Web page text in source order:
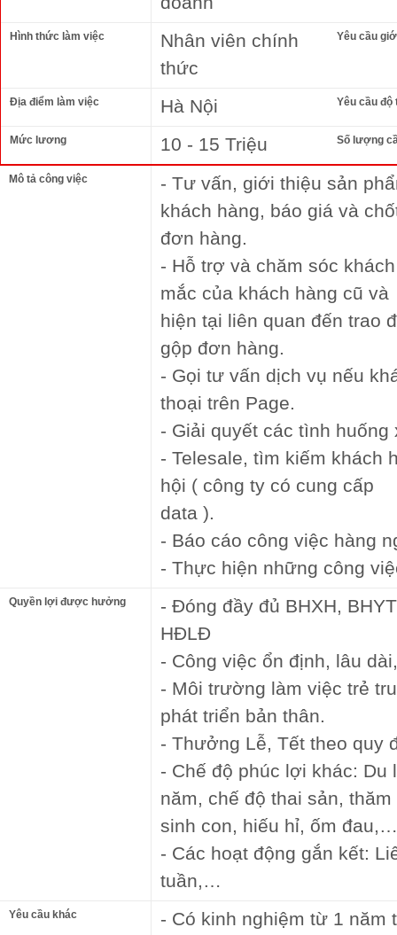
Hình thức làm việc
Nhân viên chính
thức
Yêu cầu
Địa điểm làm việc Hà Nội Yêu cầu độ
Mức lương 10 - 15 Triệu Số lượng
Mô tả công việc
- Tư vấn, giới thiệu sản
khách hàng, báo giá và
đơn hàng.
- Hỗ trợ và chăm sóc
mắc của khách hàng cũ và
hiện tại liên quan đến trao
gộp đơn hàng.
- Gọi tư vấn dịch vụ nếu
thoại trên Page.
- Giải quyết các tình huống
- Telesale, tìm kiếm khách
hội ( công ty có cung cấp
data ).
- Báo cáo công việc hàng
- Thực hiện những công
Quyền lợi được hưởng
- Đóng đầy đủ BHXH,
HĐLĐ
- Công việc ổn định, lâu
- Môi trường làm việc trẻ
phát triển bản thân.
- Thưởng Lễ, Tết theo quy
- Chế độ phúc lợi khác:
năm, chế độ thai sản, thăm
sinh con, hiếu hỉ, ốm đau,…
- Các hoạt động gắn kết:
tuần,…
Yêu cầu khác
- Có kinh nghiệm từ 1 năm